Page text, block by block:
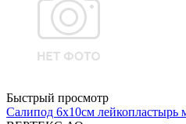
Быстрый просмотр
Салипод 6х10см лейкопластырь